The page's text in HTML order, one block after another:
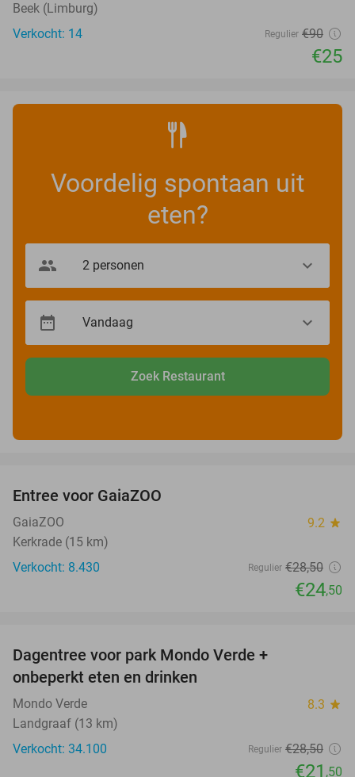
Beek (Limburg)
Verkocht: 14
Regulier €90
€25
Voordelig spontaan uit
eten?
Zoek Restaurant
Entree voor GaiaZOO
GaiaZOO 9.2 star
Kerkrade (15 km)
Verkocht: 8.430
Regulier €28,50
€24,50
Dagentree voor park Mondo Verde +
onbeperkt eten en drinken
Mondo Verde 8.3 star
Landgraaf (13 km)
Verkocht: 34.100
Regulier €28,50
€21 ,50